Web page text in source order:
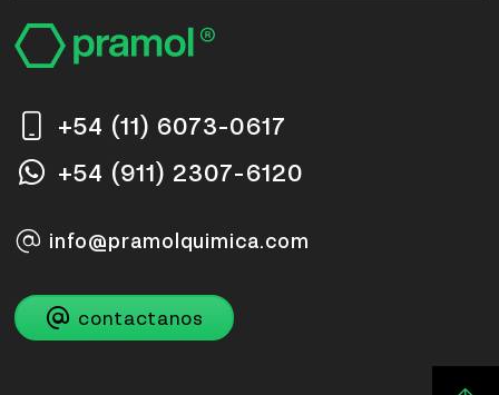
+54 (11) 6073-0617
+54 (911) 2307-6120
info@pramolquimica.com
contactanos